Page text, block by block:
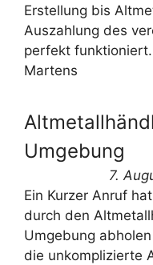
Erstellung bis
Auszahlung des
perfekt funktioniert.
Martens
Umgebung
7.
Ein Kurzer Anruf
durch den
Umgebung
die unkomplizierte